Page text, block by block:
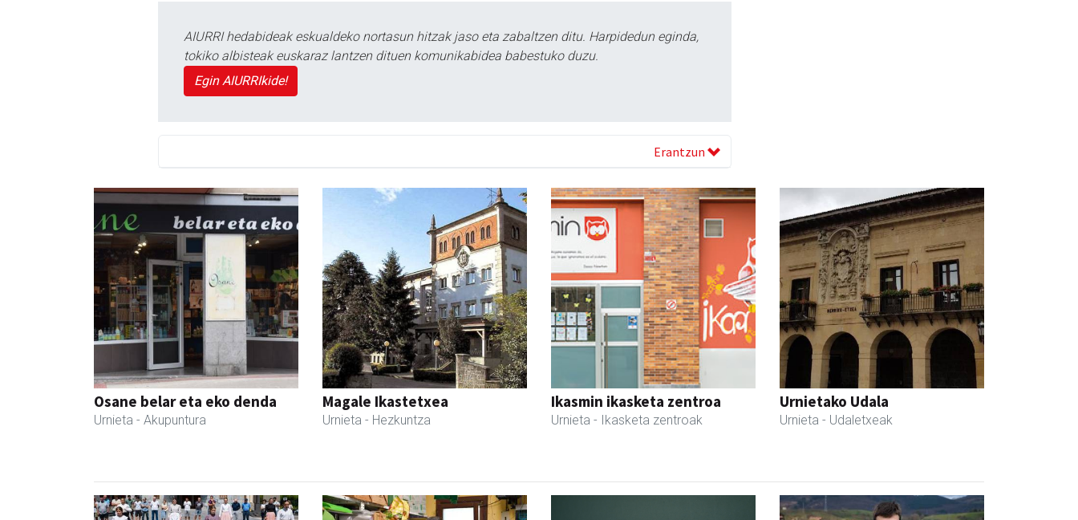
AIURRI hedabideak eskualdeko nortasun hitzak jaso eta zabaltzen ditu. Harpidedun eginda,
tokiko albisteak euskaraz lantzen dituen komunikabidea babestuko duzu.
Egin AIURRIkide!
Erantzun
Osane belar eta eko denda
Urnieta - Akupuntura
Magale Ikastetxea
Urnieta - Hezkuntza
Ikasmin ikasketa zentroa
Urnieta - Ikasketa zentroak
Urnietako Udala
Urnieta - Udaletxeak